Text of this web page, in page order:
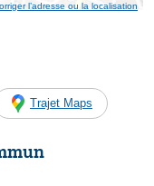
l’adresse ou la localisation
Trajet Maps